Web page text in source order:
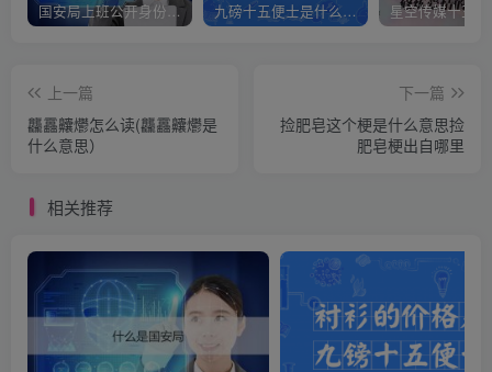
国安局上班公开身份是什么（国安身份对家人保密吗） 九磅十五便士是什么意思（九磅十五便士是什么梗）
上一篇
龘靐齉爩怎么读(龘靐齉爩是
什么意思）
下一篇
捡肥皂这个梗是什么意思捡
肥皂梗出自哪里
相关推荐